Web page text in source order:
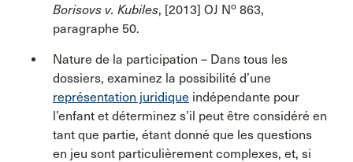
Borisovs v. Kubiles, [2013] OJ No 863,
paragraphe 50.
Nature de la participation – Dans tous les
dossiers, examinez la possibilité d’une
représentation juridique indépendante pour
l’enfant et déterminez s’il peut être considéré en
tant que partie, étant donné que les questions
en jeu sont particulièrement complexes, et, si